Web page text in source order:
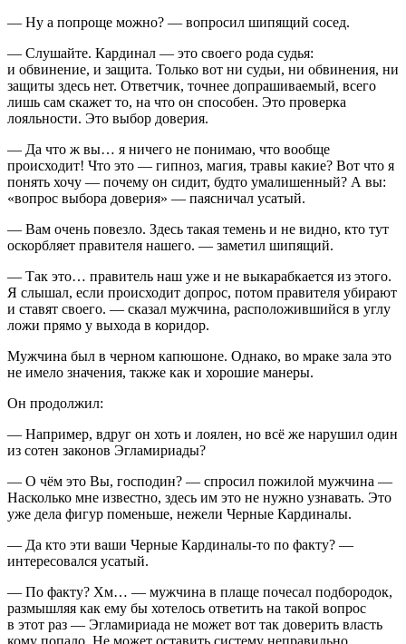
— Ну а попроще можно? — вопросил шипящий сосед.
— Слушайте. Кардинал — это своего рода судья:
и обвинение, и защита. Только вот ни судьи, ни обвинения, ни
защиты здесь нет. Ответчик, точнее допрашиваемый, всего
лишь сам скажет то, на что он способен. Это проверка
лояльности. Это выбор доверия.
— Да что ж вы… я ничего не понимаю, что вообще
происходит! Что это — гипноз, магия, травы какие? Вот что я
понять хочу — почему он сидит, будто умалишенный? А вы:
«вопрос выбора доверия» — паясничал усатый.
— Вам очень повезло. Здесь такая темень и не видно, кто тут
оскорбляет правителя нашего. — заметил шипящий.
— Так это… правитель наш уже и не выкарабкается из этого.
Я слышал, если происходит допрос, потом правителя убирают
и ставят своего. — сказал мужчина, расположившийся в углу
ложи прямо у выхода в коридор.
Мужчина был в черном капюшоне. Однако, во мраке зала это
не имело значения, также как и хорошие манеры.
Он продолжил:
— Например, вдруг он хоть и лоялен, но всё же нарушил один
из сотен законов Эгламириады?
— О чём это Вы, господин? — спросил пожилой мужчина —
Насколько мне известно, здесь им это не нужно узнавать. Это
уже дела фигур поменьше, нежели Черные Кардиналы.
— Да кто эти ваши Черные Кардиналы-то по факту? —
интересовался усатый.
— По факту? Хм… — мужчина в плаще почесал подбородок,
размышляя как ему бы хотелось ответить на такой вопрос
в этот раз — Эгламириада не может вот так доверить власть
кому попало. Не может оставить систему неправильно